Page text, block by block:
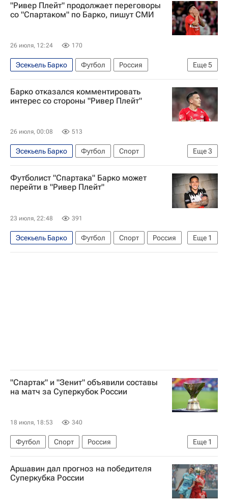
"Ривер Плейт" продолжает переговоры
со "Спартаком" по Барко, пишут СМИ
26 июля, 12:24 170
Еще5
Эсекьель Барко Футбол
Россия
Аргентина
Ривер Плейт
Спартак Москва
Спорт
Родина (Москва)
Барко отказался комментировать
интерес со стороны "Ривер Плейт"
26 июля, 00:08 513
Еще3
Эсекьель Барко Футбол
Спорт
Ривер Плейт
Спартак Москва
РПЛ 2026-2027 (Чемпионат России по футболу)
Футболист "Спартака" Барко может
перейти в "Ривер Плейт"
23 июля, 22:48 391
Еще 1
Эсекьель Барко Футбол Спорт
Россия
Аргентина
"Спартак" и "Зенит" объявили составы
на матч за Суперкубок России
18 июля, 18:53 340
Еще 1
Футбол Спорт
Россия
Суперкубок России по футболу
Аршавин дал прогноз на победителя
Суперкубка России